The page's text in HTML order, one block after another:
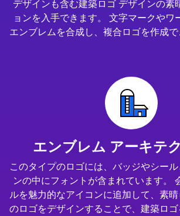
デザインも含む建築ロゴ デザインの素
ョンを入手できます。 文字マークやワ
エンブレムを合成し、複合ロゴを作成で
エンブレム アーキテ
このタイプのロゴには、バッジやシー
ンの中にフォントが含まれています。
ルを魅力的なアイコンに追加して、素
のロゴをデザインすることで、建築ロ